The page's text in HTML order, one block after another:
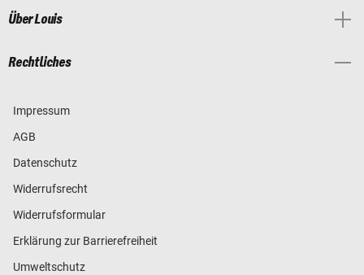
Über Louis
Rechtliches
Impressum
AGB
Datenschutz
Widerrufsrecht
Widerrufsformular
Erklärung zur Barrierefreiheit
Umweltschutz